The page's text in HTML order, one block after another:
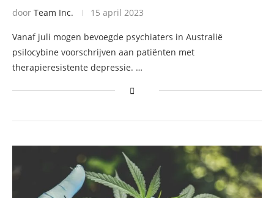
door Team Inc. 15 april 2023
Vanaf juli mogen bevoegde psychiaters in Australië
psilocybine voorschrijven aan patiënten met
therapieresistente depressie. …